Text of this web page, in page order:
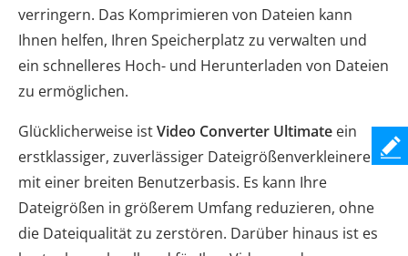
verringern. Das Komprimieren von Dateien kann
Ihnen helfen, Ihren Speicherplatz zu verwalten und
ein schnelleres Hoch- und Herunterladen von Dateien
zu ermöglichen.
Glücklicherweise istVideo Converter Ultimate ein
erstklassiger, zuverlässiger Dateigrößenverkleinerer
mit einer breiten Benutzerbasis. Es kann Ihre
Dateigrößen in größerem Umfang reduzieren, ohne
die Dateiqualität zu zerstören. Darüber hinaus ist es